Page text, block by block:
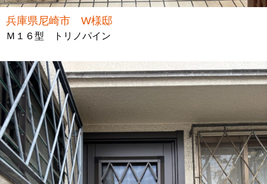
兵庫県尼崎市 W様邸
Ｍ１６型 トリノパイン